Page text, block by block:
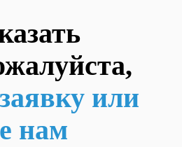
или
нам